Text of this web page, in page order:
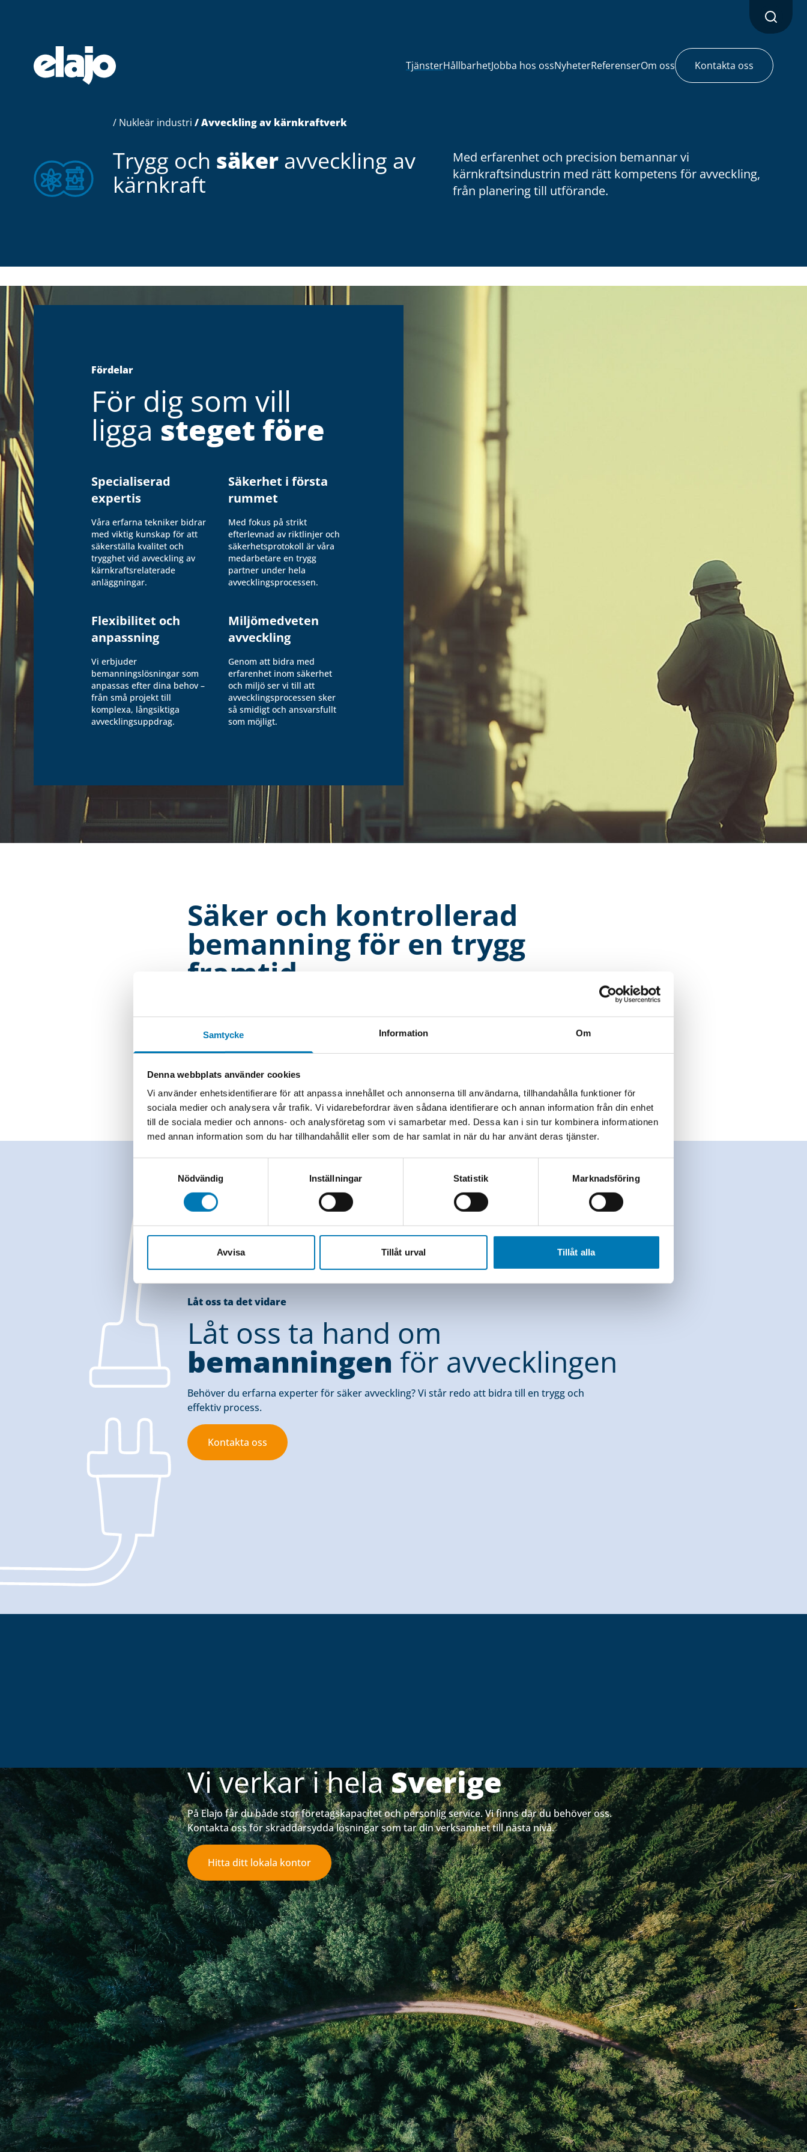
Samtycke Information Om
Denna webbplats använder cookies
Vi använder enhetsidentifierare för att anpassa innehållet och annonserna till användarna, tillhandahålla funktioner för
sociala medier och analysera vår trafik. Vi vidarebefordrar även sådana identifierare och annan information från din enhet
till de sociala medier och annons- och analysföretag som vi samarbetar med. Dessa kan i sin tur kombinera informationen
med annan information som du har tillhandahållit eller som de har samlat in när du har använt deras tjänster.
Nödvändig
Inställningar Statistik Marknadsföring
Avvisa Tillåt urval Tillåt alla
TjänsterHållbarhetJobba hos ossNyheterReferenserOm oss Kontakta oss
/ Nukleär industri / Avveckling av kärnkraftverk
Trygg och säker avveckling av
kärnkraft
Med erfarenhet och precision bemannar vi
kärnkraftsindustrin med rätt kompetens för avveckling,
från planering till utförande.
Fördelar
För dig som vill
ligga steget före
Specialiserad
expertis
Våra erfarna tekniker bidrar
med viktig kunskap för att
säkerställa kvalitet och
trygghet vid avveckling av
kärnkraftsrelaterade
anläggningar.
Säkerhet i första
rummet
Med fokus på strikt
efterlevnad av riktlinjer och
säkerhetsprotokoll är våra
medarbetare en trygg
partner under hela
avvecklingsprocessen.
Flexibilitet och
anpassning
Vi erbjuder
bemanningslösningar som
anpassas efter dina behov –
från små projekt till
komplexa, långsiktiga
avvecklingsuppdrag.
Miljömedveten
avveckling
Genom att bidra med
erfarenhet inom säkerhet
och miljö ser vi till att
avvecklingsprocessen sker
så smidigt och ansvarsfullt
som möjligt.
Säker och kontrollerad
bemanning för en trygg
framtid
avveckling. Vårt team arbetar i nära samarbete med verken och följer deras riktlinjer och
säkerhetsstandarder för att säkerställa en säker och effektiv process.
krav.
Låt oss ta det vidare
Låt oss ta hand om
bemanningen för avvecklingen
Behöver du erfarna experter för säker avveckling? Vi står redo att bidra till en trygg och
effektiv process.
Kontakta oss
Vi verkar i helaSverige
På Elajo får du både stor företagskapacitet och personlig service. Vi finns där du behöver oss.
Kontakta oss för skräddarsydda lösningar som tar din verksamhet till nästa nivå.
Hitta ditt lokala kontor
0491-76 76 00
info@elajo.se
Meny
Tjänster
Hållbarhet
Jobba hos oss
Nyheter
Information
Om webbplatsen
Integritetspolicy
Cookies och medgivande
Tillgänglighetsredogörelse